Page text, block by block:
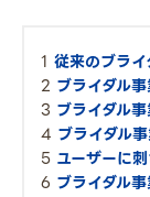
従来のブラ
ブライダル
ブライダル
ブライダル
ユーザーに
ブライダル